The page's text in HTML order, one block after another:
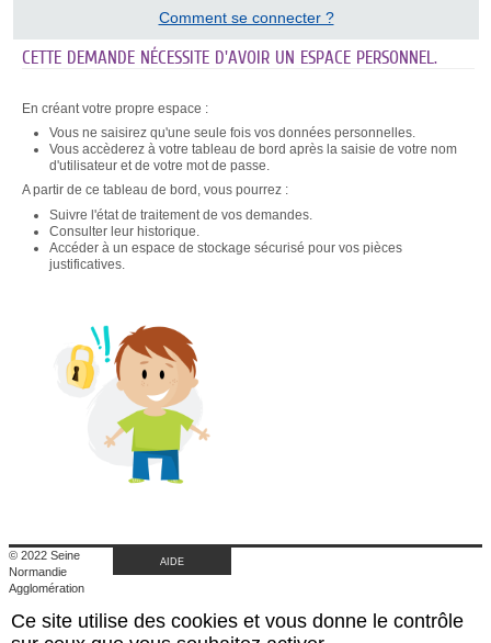
Comment se connecter ?
CETTE DEMANDE NÉCESSITE D'AVOIR UN ESPACE PERSONNEL.
En créant votre propre espace :
Vous ne saisirez qu'une seule fois vos données personnelles.
Vous accèderez à votre tableau de bord après la saisie de votre nom
d'utilisateur et de votre mot de passe.
A partir de ce tableau de bord, vous pourrez :
Suivre l'état de traitement de vos demandes.
Consulter leur historique.
Accéder à un espace de stockage sécurisé pour vos pièces
justificatives.
© 2022 Seine
Normandie
Agglomération
Retour au site de
l'agglomération
AIDE
Ce site utilise des cookies et vous donne le contrôle